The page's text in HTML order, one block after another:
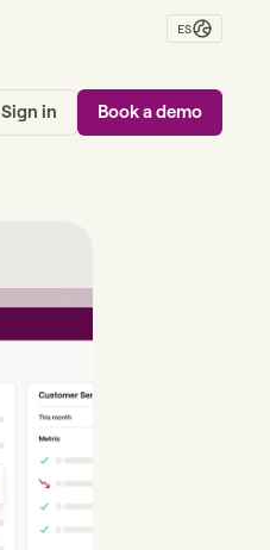
ES
Sign in Book a demo